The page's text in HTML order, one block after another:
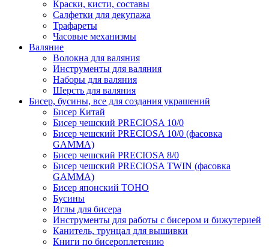
Краски, кисти, составы
Салфетки для декупажа
Трафареты
Часовые механизмы
Валяние
Волокна для валяния
Инструменты для валяния
Наборы для валяния
Шерсть для валяния
Бисер, бусины, все для создания украшений
Бисер Китай
Бисер чешский PRECIOSA 10/0
Бисер чешский PRECIOSA 10/0 (фасовка
GAMMA)
Бисер чешский PRECIOSA 8/0
Бисер чешский PRECIOSA TWIN (фасовка
GAMMA)
Бисер японский TOHO
Бусины
Иглы для бисера
Инструменты для работы с бисером и бижутерией
Канитель, трунцал для вышивки
Книги по бисероплетению